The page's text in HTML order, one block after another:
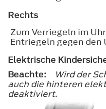
Rechts
Zum Verriegeln im
Entriegeln gegen den
Elektrische
Beachte:
Wird der
auch die hinteren
deaktiviert.